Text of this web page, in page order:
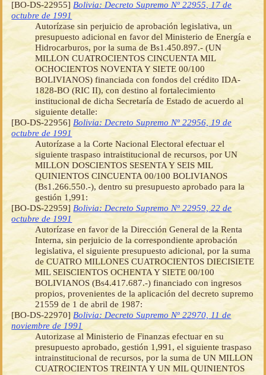
[BO-DS-22955] Bolivia: Decreto Supremo Nº 22955, 17 de
octubre de 1991
Autorízase sin perjuicio de aprobación legislativa, un
presupuesto adicional en favor del Ministerio de Energía e
Hidrocarburos, por la suma de Bs1.450.897.- (UN
MILLON CUATROCIENTOS CINCUENTA MIL
OCHOCIENTOS NOVENTA Y SIETE 00/100
BOLIVIANOS) financiada con fondos del crédito IDA-
1828-BO (RIC II), con destino al fortalecimiento
institucional de dicha Secretaría de Estado de acuerdo al
siguiente detalle:
[BO-DS-22956] Bolivia: Decreto Supremo Nº 22956, 19 de
octubre de 1991
Autorízase a la Corte Nacional Electoral efectuar el
siguiente traspaso intraistitucional de recursos, por UN
MILLON DOSCIENTOS SESENTA Y SEIS MIL
QUINIENTOS CINCUENTA 00/100 BOLIVIANOS
(Bs1.266.550.-), dentro su presupuesto aprobado para la
gestión 1,991:
[BO-DS-22959] Bolivia: Decreto Supremo Nº 22959, 22 de
octubre de 1991
Autorízase en favor de la Dirección General de la Renta
Interna, sin perjuicio de la correspondiente aprobación
legislativa, el siguiente presupuesto adicional, por la suma
de CUATRO MILLONES CUATROCIENTOS DIECISIETE
MIL SEISCIENTOS OCHENTA Y SIETE 00/100
BOLIVIANOS (Bs4.417.687.-) financiado con ingresos
propios, provenientes de la aplicación del decreto supremo
21559 de 1 de abril de 1987:
[BO-DS-22970] Bolivia: Decreto Supremo Nº 22970, 11 de
noviembre de 1991
Autorizase al Ministerio de Finanzas efectuar en su
presupuesto aprobado, gestión 1,991, el siguiente traspaso
intrainstitucional de recursos, por la suma de UN MILLON
CUATROCIENTOS TREINTA Y UN MIL QUINIENTOS